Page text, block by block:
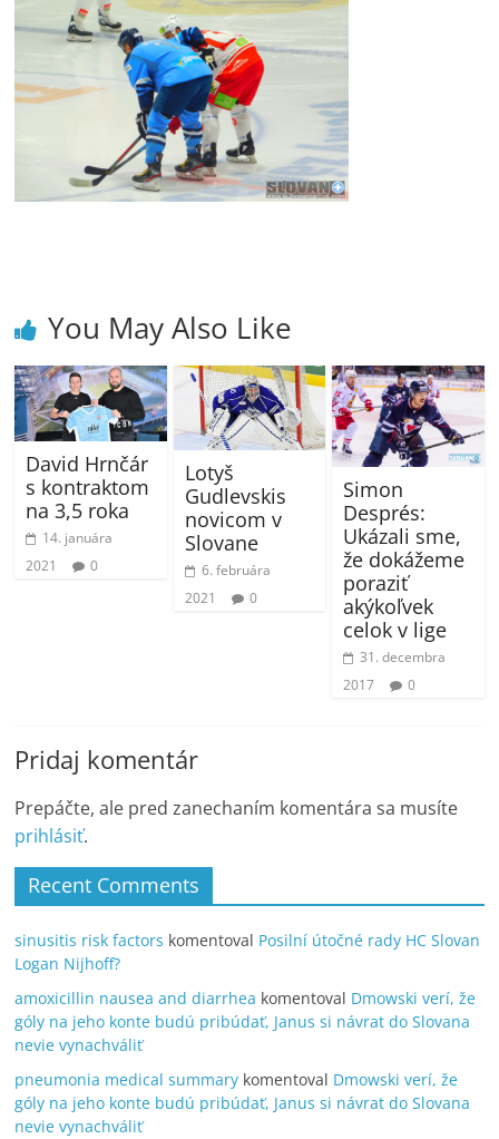
You May Also Like
David Hrnčár
s kontraktom
na 3,5 roka
14. januára
2021
0
Lotyš
Gudlevskis
novicom v
Slovane
6. februára
2021
0
Simon
Després:
Ukázali sme,
že dokážeme
poraziť
akýkoľvek
celok v lige
31. decembra
2017
0
Pridaj komentár
Prepáčte, ale pred zanechaním komentára sa musíte
prihlásiť.
Recent Comments
sinusitis risk factors komentoval Posilní útočné rady HC Slovan
Logan Nijhoff?
amoxicillin nausea and diarrhea komentoval Dmowski verí, že
góly na jeho konte budú pribúdať, Janus si návrat do Slovana
nevie vynachváliť
pneumonia medical summary komentoval Dmowski verí, že
góly na jeho konte budú pribúdať, Janus si návrat do Slovana
nevie vynachváliť